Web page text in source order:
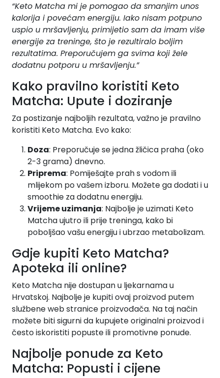
“Keto Matcha mi je pomogao da smanjim unos
kalorija i povećam energiju. Iako nisam potpuno
uspio u mršavljenju, primijetio sam da imam više
energije za treninge, što je rezultiralo boljim
rezultatima. Preporučujem ga svima koji žele
dodatnu potporu u mršavljenju.”
Kako pravilno koristiti Keto
Matcha: Upute i doziranje
Za postizanje najboljih rezultata, važno je pravilno
koristiti Keto Matcha. Evo kako:
Doza: Preporučuje se jedna žličica praha (oko
2-3 grama) dnevno.
Priprema: Pomiješajte prah s vodom ili
mlijekom po vašem izboru. Možete ga dodati i u
smoothie za dodatnu energiju.
Vrijeme uzimanja: Najbolje je uzimati Keto
Matcha ujutro ili prije treninga, kako bi
poboljšao vašu energiju i ubrzao metabolizam.
Gdje kupiti Keto Matcha?
Apoteka ili online?
Keto Matcha nije dostupan u ljekarnama u
Hrvatskoj. Najbolje je kupiti ovaj proizvod putem
službene web stranice proizvođača. Na taj način
možete biti sigurni da kupujete originalni proizvod i
često iskoristiti popuste ili promotivne ponude.
Najbolje ponude za Keto
Matcha: Popusti i cijene